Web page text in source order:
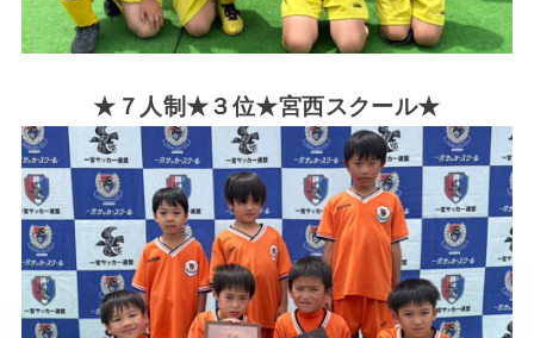
★７人制★３位★宮西スクール★